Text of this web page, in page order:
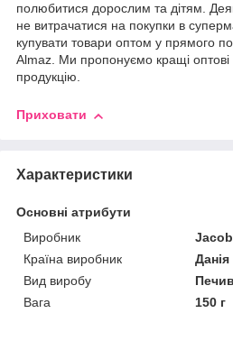
полюбитися дорослим та дітям.
не витрачатися на покупки в
купувати товари оптом у прямого
Almaz. Ми пропонуємо кращі оптові
продукцію.
Приховати
Характеристики
Основні атрибути
Виробник
Країна виробник
Данія
Вид виробу
Вага
150 г